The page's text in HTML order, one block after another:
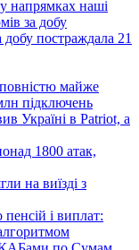
напрямках наші
за добу
постраждала 21
майже
підключень
Україні в Patriot, а
1800 атак,
на виїзді з
і виплат: